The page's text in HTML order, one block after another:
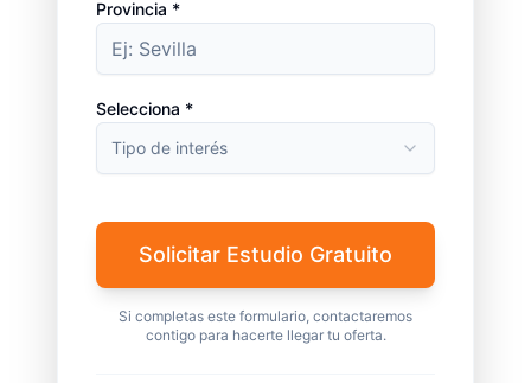
Provincia *
Selecciona *
Tipo de interés
Solicitar Estudio Gratuito
Si completas este formulario, contactaremos
contigo para hacerte llegar tu oferta.